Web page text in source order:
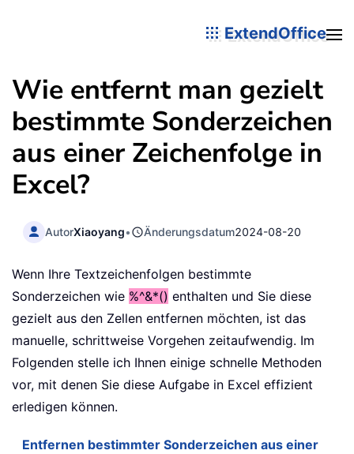
ExtendOffice
Wie entfernt man gezielt
bestimmte Sonderzeichen
aus einer Zeichenfolge in
Excel?
AutorXiaoyang• Änderungsdatum2024-08-20
Wenn Ihre Textzeichenfolgen bestimmte
Sonderzeichen wie %^&*() enthalten und Sie diese
gezielt aus den Zellen entfernen möchten, ist das
manuelle, schrittweise Vorgehen zeitaufwendig. Im
Folgenden stelle ich Ihnen einige schnelle Methoden
vor, mit denen Sie diese Aufgabe in Excel effizient
erledigen können.
Entfernen bestimmter Sonderzeichen aus einer